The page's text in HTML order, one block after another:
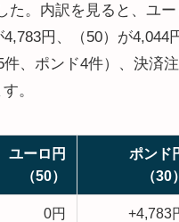
。内訳を見ると、ユ
円、（50）が
、ポンド4件）、決済
。
ユーロ円
（50）
ポンド
（30）
0円 +4,783